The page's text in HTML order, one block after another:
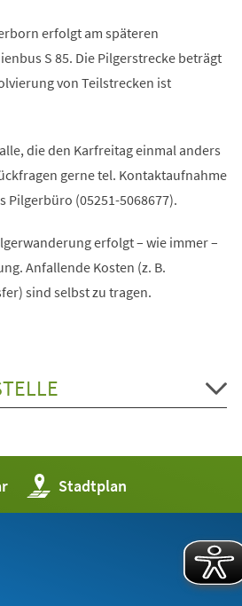
erfolgt am späteren
S 85. Die Pilgerstrecke beträgt
von Teilstrecken ist
die den Karfreitag einmal anders
gerne tel. Kontaktaufnahme
Pilgerbüro (05251-5068677).
erfolgt – wie immer –
Anfallende Kosten (z. B.
sind selbst zu tragen.
Stadtplan
(Öffnet
in
einem